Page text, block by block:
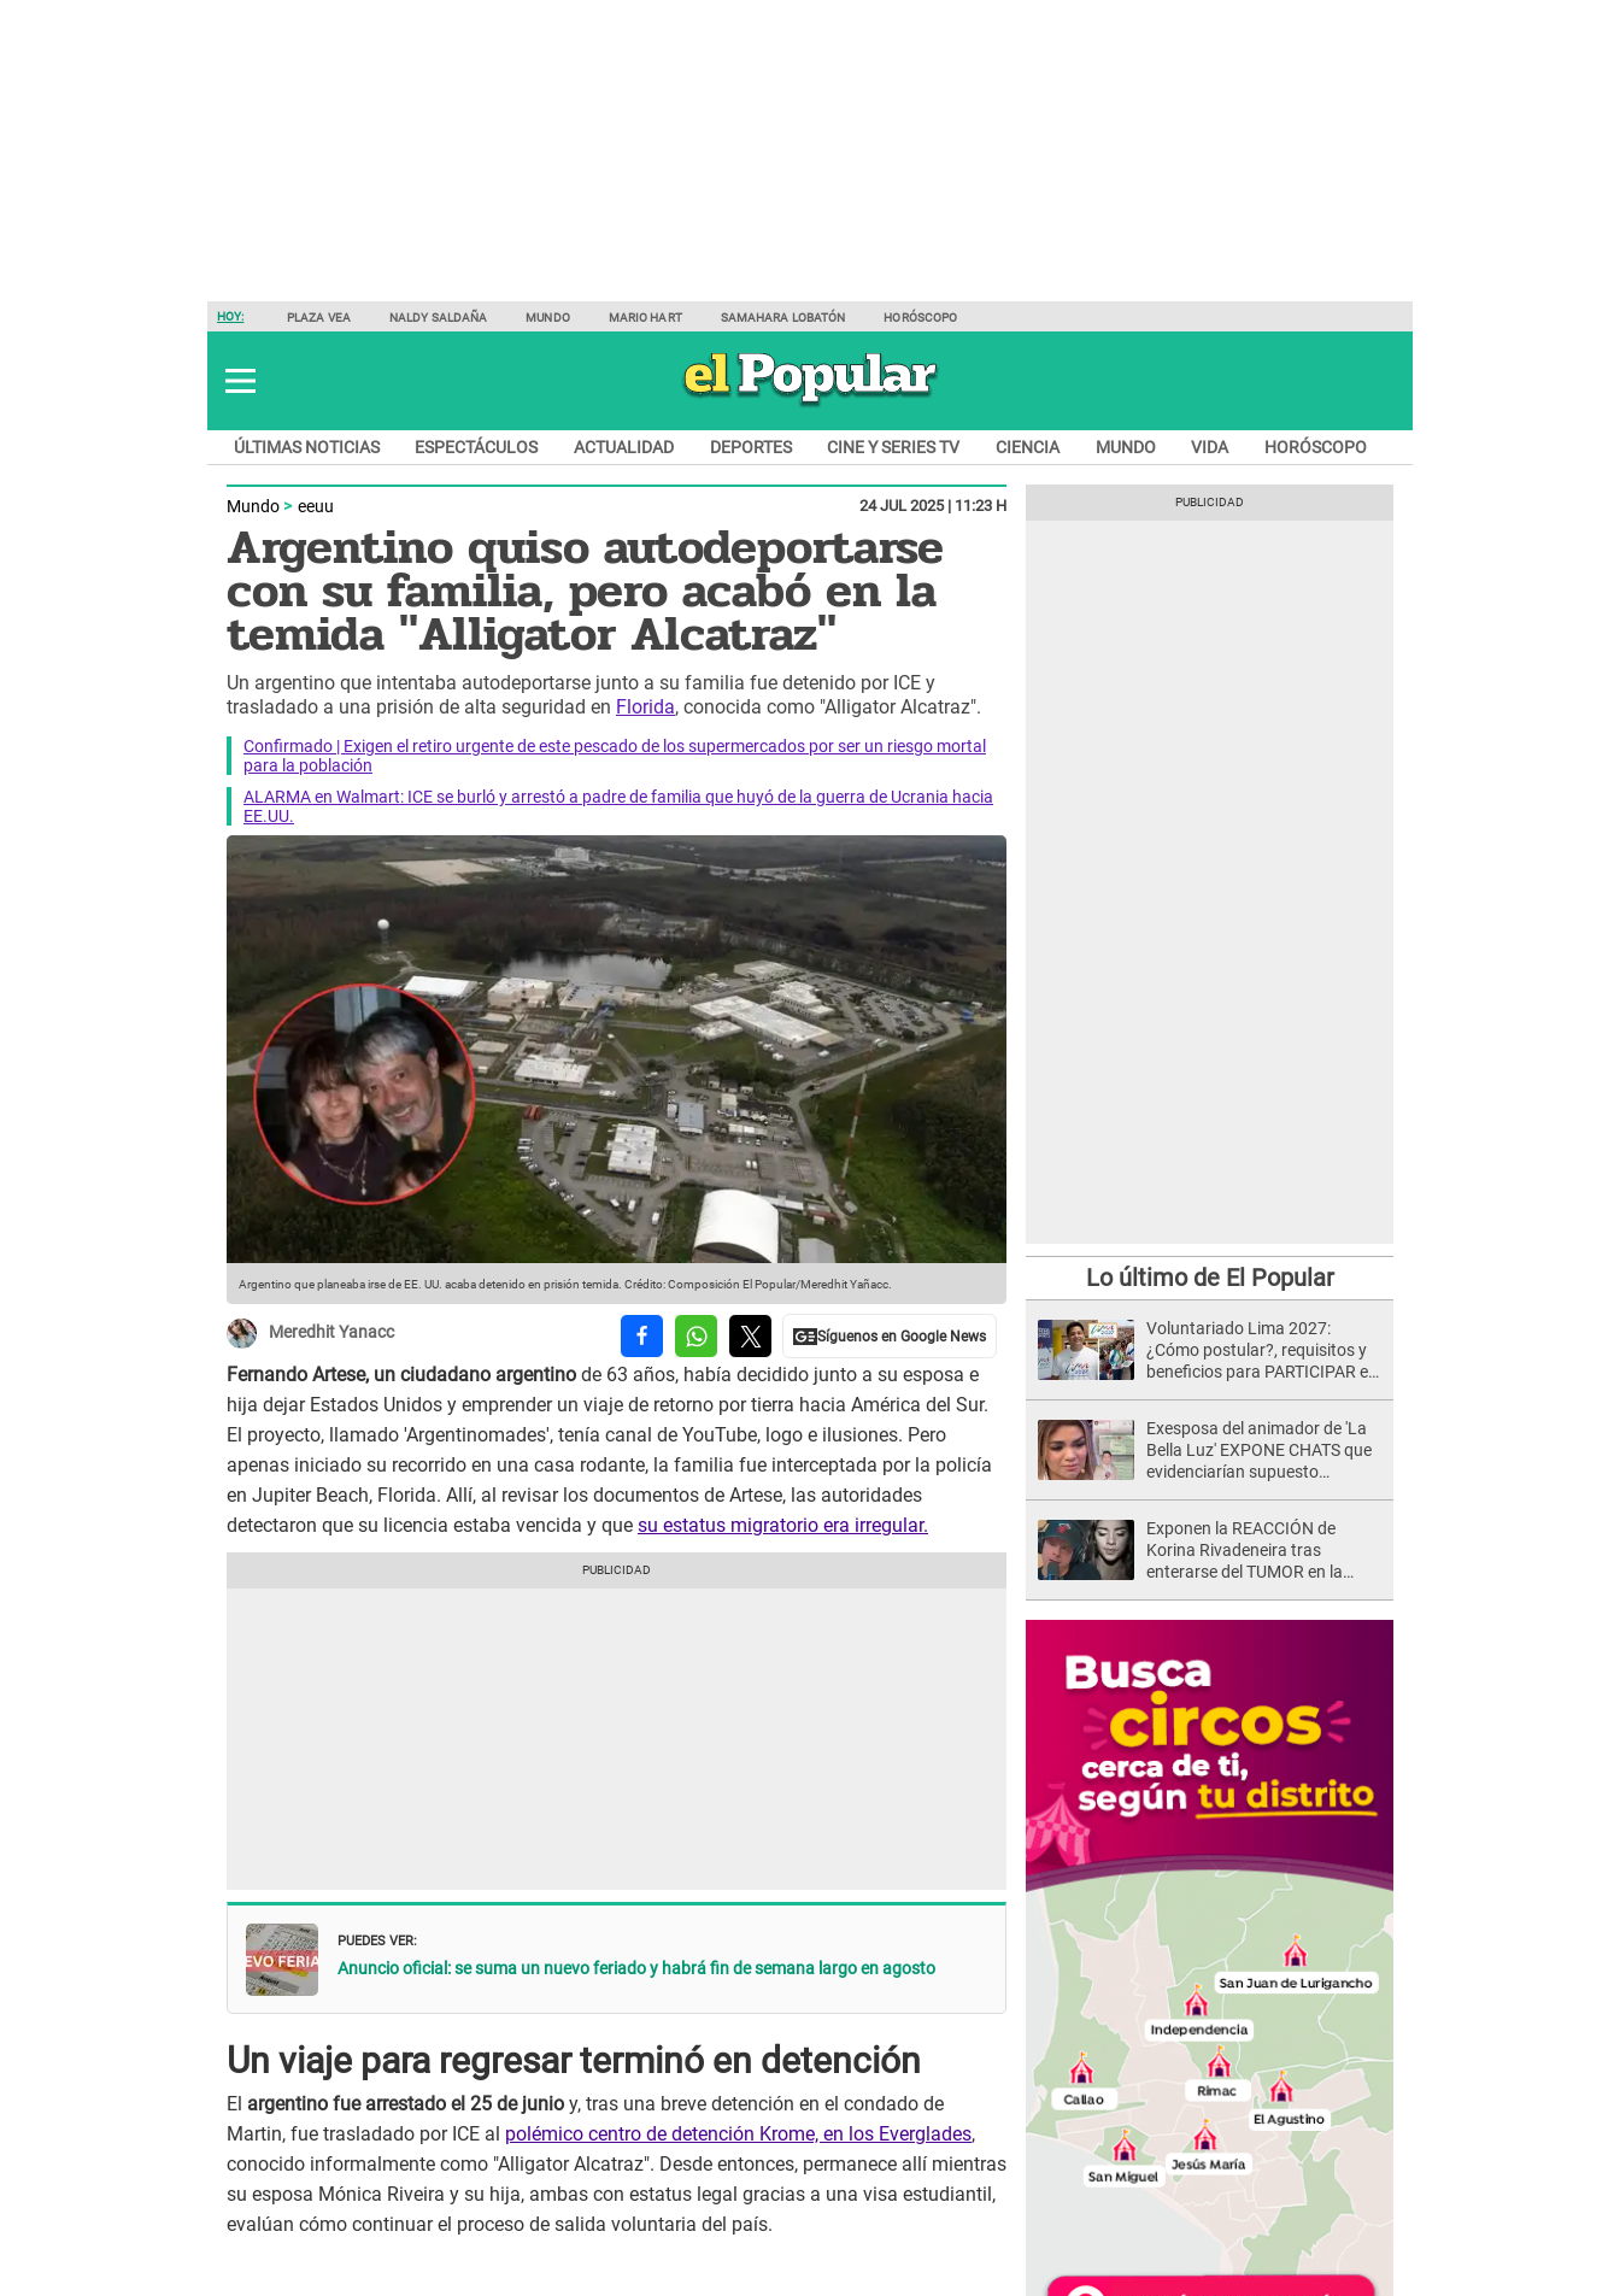
HOY: PLAZA VEA NALDY SALDAÑA MUNDO MARIO HART SAMAHARA LOBATÓN HORÓSCOPO
ÚLTIMAS NOTICIAS ESPECTÁCULOS ACTUALIDAD DEPORTES CINE Y SERIES TV CIENCIA MUNDO VIDA HORÓSCOPO
Mundo eeuu 24 JUL 2025 | 11:23 H
Argentino quiso autodeportarse
con su familia, pero acabó en la
temida "Alligator Alcatraz"
Un argentino que intentaba autodeportarse junto a su familia fue detenido por ICE y
trasladado a una prisión de alta seguridad en Florida, conocida como "Alligator Alcatraz".
Confirmado | Exigen el retiro urgente de este pescado de los supermercados por ser un riesgo mortal
para la población
ALARMA en Walmart: ICE se burló y arrestó a padre de familia que huyó de la guerra de Ucrania hacia
EE.UU.
Argentino que planeaba irse de EE. UU. acaba detenido en prisión temida. Crédito: Composición El Popular/Meredhit Yañacc.
Meredhit Yanacc
Fernando Artese, un ciudadano argentino de 63 años, había decidido junto a su esposa e
hija dejar Estados Unidos y emprender un viaje de retorno por tierra hacia América del Sur.
El proyecto, llamado 'Argentinomades', tenía canal de YouTube, logo e ilusiones. Pero
apenas iniciado su recorrido en una casa rodante, la familia fue interceptada por la policía
en Jupiter Beach, Florida. Allí, al revisar los documentos de Artese, las autoridades
detectaron que su licencia estaba vencida y que su estatus migratorio era irregular.
PUEDES VER:
Anuncio oficial: se suma un nuevo feriado y habrá fin de semana largo en agosto
Un viaje para regresar terminó en detención
El argentino fue arrestado el 25 de junio y, tras una breve detención en el condado de
Martin, fue trasladado por ICE al polémico centro de detención Krome, en los Everglades,
conocido informalmente como "Alligator Alcatraz". Desde entonces, permanece allí mientras
su esposa Mónica Riveira y su hija, ambas con estatus legal gracias a una visa estudiantil,
evalúan cómo continuar el proceso de salida voluntaria del país.
Lo último de El Popular
Voluntariado Lima 2027:
¿Cómo postular?, requisitos y
beneficios para PARTICIPAR en
Exesposa del animador de 'La
Bella Luz' EXPONE CHATS que
evidenciarían supuesto
Saldaña, pese a tener pareja
Exponen la REACCIÓN de
Korina Rivadeneira tras
enterarse del TUMOR en la